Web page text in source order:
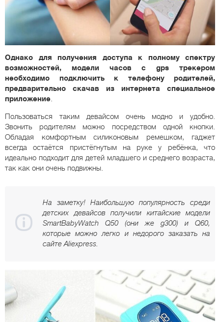
Однако для получения доступа к полному спектру
возможностей, модели часов с gps трекером
необходимо подключить к телефону родителей,
предварительно скачав из интернета специальное
приложение.
Пользоваться таким девайсом очень модно и удобно.
Звонить родителям можно посредством одной кнопки.
Обладая комфортным силиконовым ремешком, гаджет
всегда остаётся пристёгнутым на руке у ребёнка, что
идеально подходит для детей младшего и среднего возраста,
так как они очень подвижны.
На заметку! Наибольшую популярность среди
детских девайсов получили китайские модели
SmartBabyWatch Q50 (они же g300) и Q60,
которые можно легко и недорого заказать на
сайте Aliexpress.